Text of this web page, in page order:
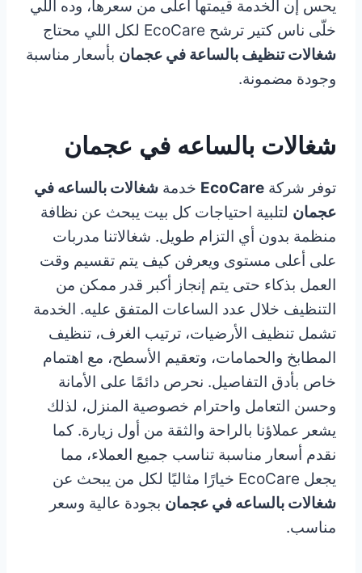
يحس إن الخدمة قيمتها أعلى من سعرها، وده اللي
خلّى ناس كتير ترشح EcoCare لكل اللي محتاج
شغالات تنظيف بالساعة في عجمان بأسعار مناسبة
وجودة مضمونة.
شغالات بالساعه في عجمان
توفر شركة EcoCare خدمة شغالات بالساعه في
عجمان لتلبية احتياجات كل بيت يبحث عن نظافة
منظمة بدون أي التزام طويل. شغالاتنا مدربات
على أعلى مستوى ويعرفن كيف يتم تقسيم وقت
العمل بذكاء حتى يتم إنجاز أكبر قدر ممكن من
التنظيف خلال عدد الساعات المتفق عليه. الخدمة
تشمل تنظيف الأرضيات، ترتيب الغرف، تنظيف
المطابخ والحمامات، وتعقيم الأسطح، مع اهتمام
خاص بأدق التفاصيل. نحرص دائمًا على الأمانة
وحسن التعامل واحترام خصوصية المنزل، لذلك
يشعر عملاؤنا بالراحة والثقة من أول زيارة. كما
نقدم أسعار مناسبة تناسب جميع العملاء، مما
يجعل EcoCare خيارًا مثاليًا لكل من يبحث عن
شغالات بالساعه في عجمان بجودة عالية وسعر
مناسب.